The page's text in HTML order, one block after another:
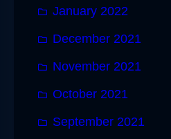
January 2022
December 2021
November 2021
October 2021
September 2021